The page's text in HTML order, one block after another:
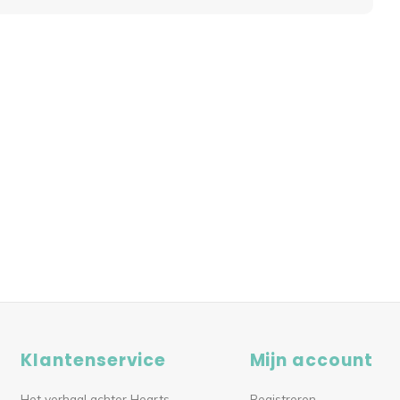
Klantenservice Mijn account